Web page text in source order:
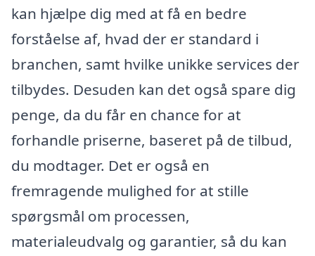
kan hjælpe dig med at få en bedre
forståelse af, hvad der er standard i
branchen, samt hvilke unikke services der
tilbydes. Desuden kan det også spare dig
penge, da du får en chance for at
forhandle priserne, baseret på de tilbud,
du modtager. Det er også en
fremragende mulighed for at stille
spørgsmål om processen,
materialeudvalg og garantier, så du kan